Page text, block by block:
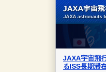
JAXA宇宙飛
るISS長期滞